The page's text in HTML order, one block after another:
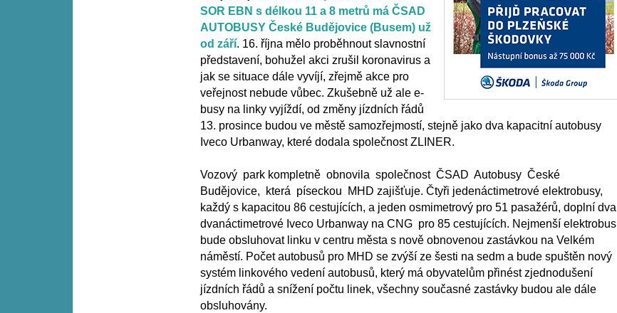
SOR EBN s délkou 11 a 8 metrů má ČSAD
AUTOBUSY České Budějovice (Busem) už
od září. 16. října mělo proběhnout slavnostní
představení, bohužel akci zrušil koronavirus a
jak se situace dále vyvíjí, zřejmě akce pro
veřejnost nebude vůbec. Zkušebně už ale e-
busy na linky vyjíždí, od změny jízdních řádů
13. prosince budou ve městě samozřejmostí, stejně jako dva kapacitní autobusy
Iveco Urbanway, které dodala společnost ZLINER.
Vozový park kompletně obnovila společnost ČSAD Autobusy České
Budějovice, která píseckou MHD zajišťuje. Čtyři jedenáctimetrové elektrobusy,
každý s kapacitou 86 cestujících, a jeden osmimetrový pro 51 pasažérů, doplní dva
dvanáctimetrové Iveco Urbanway na CNG pro 85 cestujících. Nejmenší elektrobus
bude obsluhovat linku v centru města s nově obnovenou zastávkou na Velkém
náměstí. Počet autobusů pro MHD se zvýší ze šesti na sedm a bude spuštěn nový
systém linkového vedení autobusů, který má obyvatelům přinést zjednodušení
jízdních řádů a snížení počtu linek, všechny současné zastávky budou ale dále
obsluhovány.